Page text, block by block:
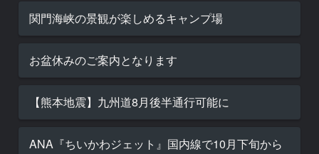
関門海峡の景観が楽しめるキャンプ場
お盆休みのご案内となります
【熊本地震】九州道8月後半通行可能に
ANA『ちいかわジェット』国内線で10月下旬から